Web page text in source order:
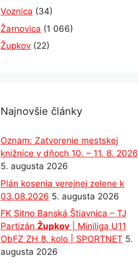
Voznica (34)
Žarnovica (1 066)
Župkov (22)
Najnovšie články
Oznam: Zatvorenie mestskej
knižnice v dňoch 10. – 11. 8. 2026
5. augusta 2026
Plán kosenia verejnej zelene k
03.08.2026 5. augusta 2026
FK Sitno Banská Štiavnica – TJ
Partizán Župkov | Miniliga U11
ObFZ ZH 8. kolo | SPORTNET 5.
augusta 2026